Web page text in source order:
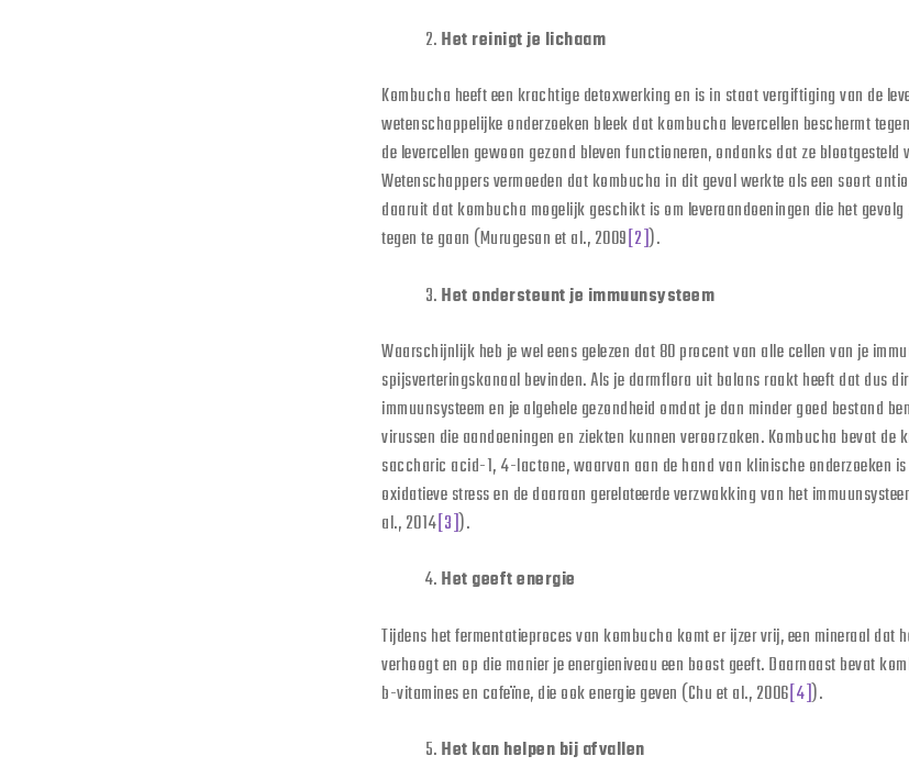
Het reinigt je lichaam
Kombucha heeft een krachtige detoxwerking en is in staat vergiftiging van de
wetenschappelijke onderzoeken bleek dat kombucha levercellen beschermt
de levercellen gewoon gezond bleven functioneren, ondanks dat ze
Wetenschappers vermoeden dat kombucha in dit geval werkte als een soort
daaruit dat kombucha mogelijk geschikt is om leveraandoeningen die het
tegen te gaan (Murugesan et al., 2009[2]).
Het ondersteunt je immuunsysteem
Waarschijnlijk heb je wel eens gelezen dat 80 procent van alle cellen van je
spijsverteringskanaal bevinden. Als je darmflora uit balans raakt heeft dat dus
immuunsysteem en je algehele gezondheid omdat je dan minder goed bestand
virussen die aandoeningen en ziekten kunnen veroorzaken. Kombucha bevat
saccharic acid-1, 4-lactone, waarvan aan de hand van klinische onderzoeken
oxidatieve stress en de daaraan gerelateerde verzwakking van het
al., 2014[3]).
Het geeft energie
Tijdens het fermentatieproces van kombucha komt er ijzer vrij, een mineraal dat
verhoogt en op die manier je energieniveau een boost geeft. Daarnaast bevat
b-vitamines en cafeïne, die ook energie geven (Chu et al., 2006[4]).
Het kan helpen bij afvallen